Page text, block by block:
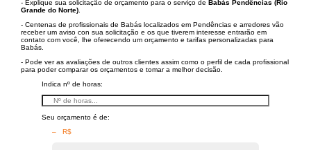
- Explique sua solicitação de orçamento para o serviço de Babás Pendências (Rio
Grande do Norte)
- Centenas de profissionais de Babás localizados em Pendências e arredores vão
receber um aviso con sua solicitação e os que tiverem interesse entrarão em
contato com você, lhe oferecendo um orçamento e tarifas personalizadas para
Babás.
- Pode ver as avaliações de outros clientes assim como o perfil de cada profissional
para poder comparar os orçamentos e tomar a melhor decisão.
Indica nº de horas:
Seu orçamento é de:
– R$